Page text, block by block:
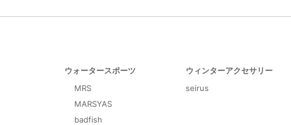
ウォータースポーツ
MRS
MARSYAS
badfish
ウィンターアクセサリー
seirus